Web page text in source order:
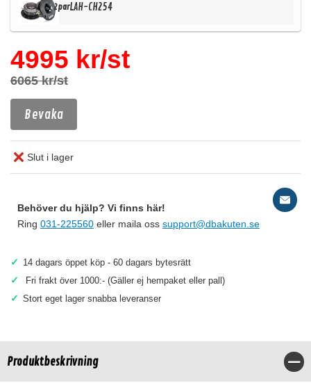
2parLAH-CH254
4995 kr/st
6065 kr/st
Bevaka
Slut i lager
Behöver du hjälp? Vi finns här!
Ring 031-225560 eller maila oss support@dbakuten.se
✓ 14 dagars öppet köp - 60 dagars bytesrätt
✓ Fri frakt över 1000:- (Gäller ej hempaket eller pall)
✓ Stort eget lager snabba leveranser
Produktbeskrivning